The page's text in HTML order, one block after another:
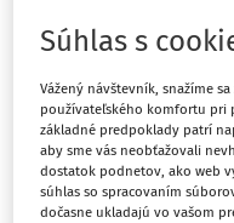
vášne - žurnalizmu.
redaktor pre
Merkur v Kolíne. Už od
USA pre týždenník
Rheinischer Merkur,
politiky.
Súhlas s
Vážený návštevník, snažíme
používateľského komfortu pri
základné predpoklady patrí
aby sme vás neobťažovali
dostatok podnetov, ako web
súhlas so spracovaním
dočasne ukladajú vo vašom